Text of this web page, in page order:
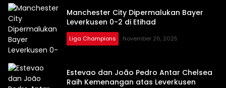
Manchester City Dipermalukan Bayer
Leverkusen 0-2 di Etihad
Liga Champions November 26, 2025
Estevao dan João Pedro Antar Chelsea
Raih Kemenangan atas Leverkusen